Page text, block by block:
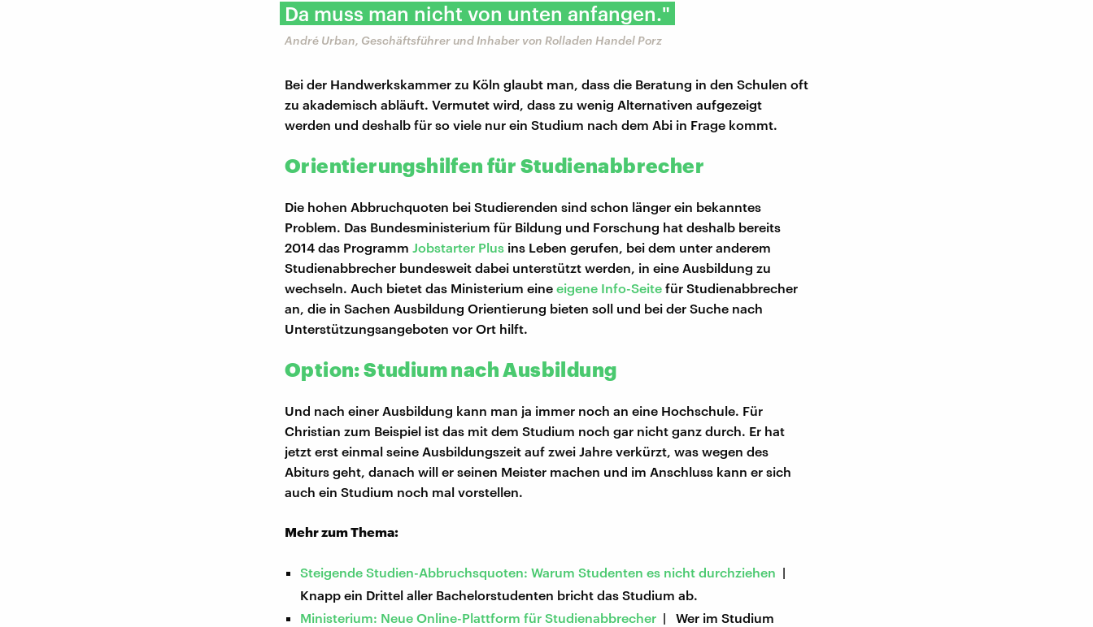
Da muss man nicht von unten anfangen."
André Urban, Geschäftsführer und Inhaber von Rolladen Handel Porz
Bei der Handwerkskammer zu Köln glaubt man, dass die Beratung in den Schulen oft
zu akademisch abläuft. Vermutet wird, dass zu wenig Alternativen aufgezeigt
werden und deshalb für so viele nur ein Studium nach dem Abi in Frage kommt.
Orientierungshilfen für Studienabbrecher
Die hohen Abbruchquoten bei Studierenden sind schon länger ein bekanntes
Problem. Das Bundesministerium für Bildung und Forschung hat deshalb bereits
2014 das Programm Jobstarter Plus ins Leben gerufen, bei dem unter anderem
Studienabbrecher bundesweit dabei unterstützt werden, in eine Ausbildung zu
wechseln. Auch bietet das Ministerium eine eigene Info-Seite für Studienabbrecher
an, die in Sachen Ausbildung Orientierung bieten soll und bei der Suche nach
Unterstützungsangeboten vor Ort hilft.
Option: Studium nach Ausbildung
Und nach einer Ausbildung kann man ja immer noch an eine Hochschule. Für
Christian zum Beispiel ist das mit dem Studium noch gar nicht ganz durch. Er hat
jetzt erst einmal seine Ausbildungszeit auf zwei Jahre verkürzt, was wegen des
Abiturs geht, danach will er seinen Meister machen und im Anschluss kann er sich
auch ein Studium noch mal vorstellen.
Mehr zum Thema:
Steigende Studien-Abbruchsquoten: Warum Studenten es nicht durchziehen |
Knapp ein Drittel aller Bachelorstudenten bricht das Studium ab.
Ministerium: Neue Online-Plattform für Studienabbrecher | Wer im Studium